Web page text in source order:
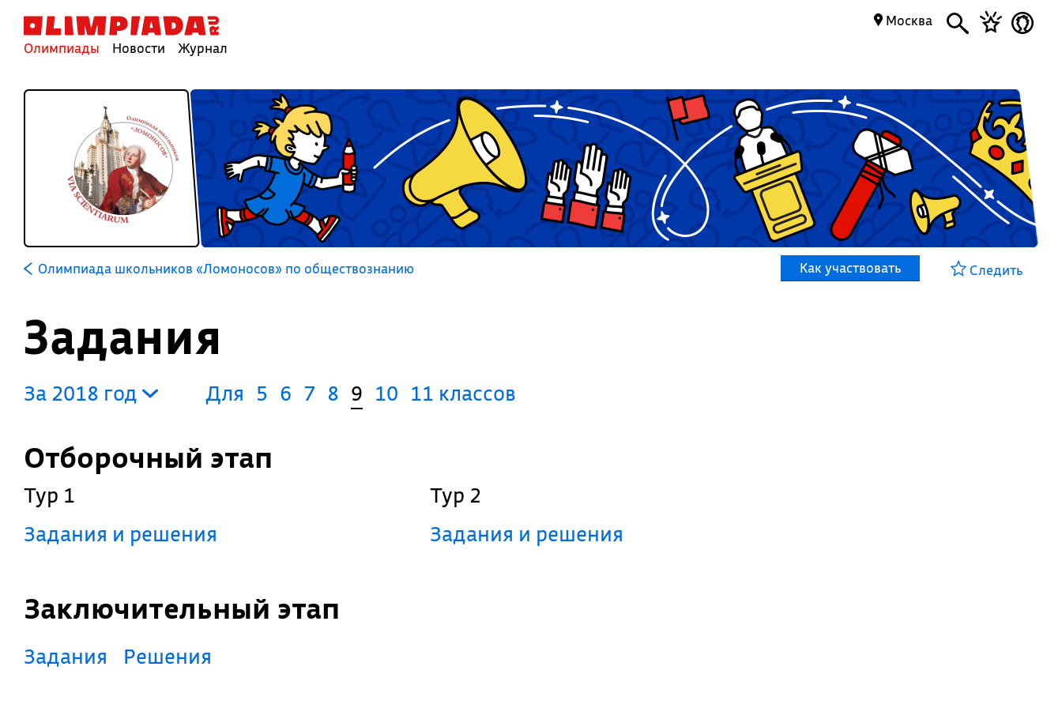
Олимпиады Новости Журнал
Москва
Олимпиада школьников «Ломоносов» по обществознанию Как участвовать Следить
Задания
За 2018 год Для 5 6 7 8 9 10 11 классов
Отборочный этап
Тур 1
Задания и решения
Тур 2
Задания и решения
Заключительный этап
Задания Решения